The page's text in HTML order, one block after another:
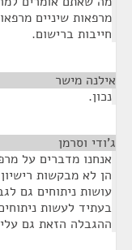
מרפאות שיניים
חייבות ברישום.
אילנה מישר
נכון.
ג'ודי וסרמן
אנחנו מדברים על
הן לא מבקשות
עושות ניתוחים גם
בעתיד לעשות
ההגבלה הזאת גם